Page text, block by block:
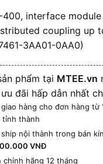
400, interface
coupling up
3AA01-0AA0)
phẩm tại MTEE.vn
đãi hấp dẫn nhất
hàng cho đơn hàng từ
tỉnh thành
nội thành trong bán
VNĐ
chính hãng 12 tháng